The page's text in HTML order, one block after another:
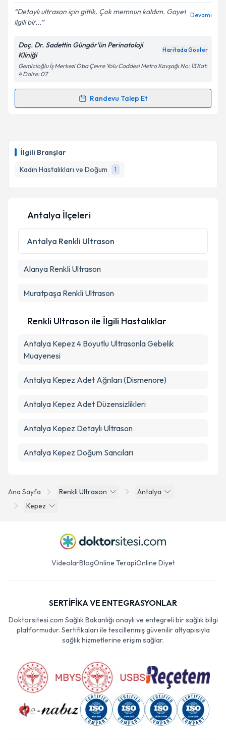
İlgili Branşlar
Kadın Hastalıkları ve Doğum
1
E-posta Adresiniz
Metni'ni okudum ve kişisel verilerimin belirtilen
Takvim Talebini Gönder
Detaylı ultrason için gittik. Çok memnun kaldım. Gayet
ilgili bir...
Devamı
Doç. Dr. Sadettin Güngör'ün Perinatoloji
Kliniği
Haritada Göster
Gemicioğlu İş Merkezi Oba Çevre Yolu Caddesi Metro Kavşağı No: 13 Kat:
4 Daire: 07
Randevu Talep Et
Randevu Takvimi Talebi
takvim hazırlandığında e-posta ile bilgilendireceğiz.
Kişisel verilerimin işlenmesine ilişkinAydınlatma
Metni
'ni okudum ve kişisel verilerimin belirtilen
kapsamda işlenmesini kabul ediyorum.
Ana Sayfa Renkli Ultrason
Antalya
Kepez
Antalya İlçeleri
Antalya Renkli Ultrason
Alanya Renkli Ultrason
Muratpaşa Renkli Ultrason
Renkli Ultrason ile İlgili Hastalıklar
Antalya Kepez 4 Boyutlu Ultrasonla Gebelik
Muayenesi
Antalya Kepez Adet Ağrıları (Dismenore)
Antalya Kepez Adet Düzensizlikleri
Antalya Kepez Detaylı Ultrason
Antalya Kepez Doğum Sancıları
VideolarBlogOnline TerapiOnline Diyet
SERTİFİKA VE ENTEGRASYONLAR
Doktorsitesi.com Sağlık Bakanlığı onaylı ve entegreli bir sağlık bilgi
platformudur. Sertifikaları ile tescillenmiş güvenilir altyapısıyla
sağlık hizmetlerine erişim sağlar.